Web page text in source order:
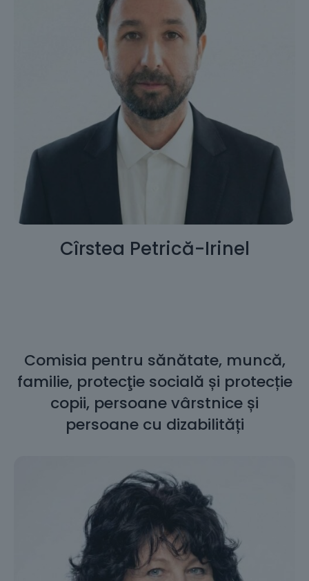
Cîrstea Petrică-Irinel
Comisia pentru sănătate, muncă,
familie, protecţie socială și protecție
copii, persoane vârstnice și
persoane cu dizabilități